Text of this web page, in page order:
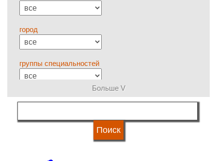
город
группы специальностей
язык обучения
Больше V